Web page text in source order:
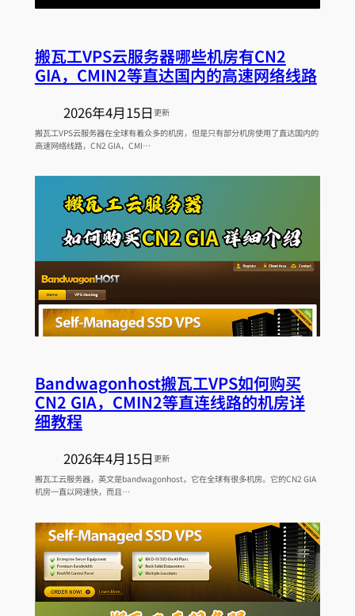
搬瓦工VPS云服务器哪些机房有CN2
GIA，CMIN2等直达国内的高速网络线路
2026年4月15日 更新
搬瓦工VPS云服务器在全球有着众多的机房，但是只有部分机房使用了直达国内的
高速网络线路，CN2 GIA，CMI…
Bandwagonhost搬瓦工VPS如何购买
CN2 GIA，CMIN2等直连线路的机房详
细教程
2026年4月15日 更新
搬瓦工云服务器，英文是bandwagonhost，它在全球有很多机房。它的CN2 GIA
机房一直以网速快，而且…